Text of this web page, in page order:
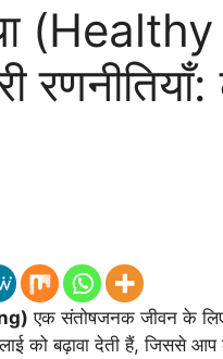
एक संतोषजनक जीवन के लिए
को बढ़ावा देती हैं,